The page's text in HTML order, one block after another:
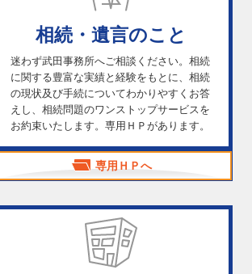
相続・遺言のこと
迷わず武田事務所へご相談ください。相続
に関する豊富な実績と経験をもとに、相続
の現状及び手続についてわかりやすくお答
えし、相続問題のワンストップサービスを
お約束いたします。専用ＨＰがあります。
専用ＨＰへ